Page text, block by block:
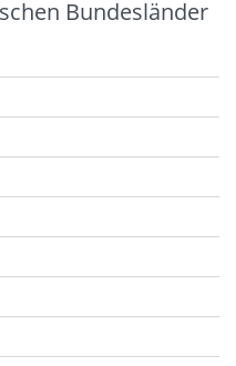
Bundesländer